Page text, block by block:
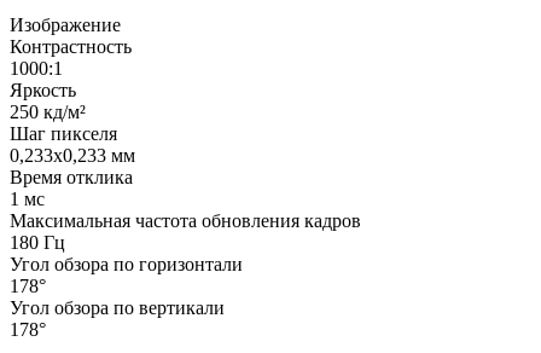
Изображение
Контрастность
1000:1
Яркость
250 кд/м²
Шаг пикселя
0,233x0,233 мм
Время отклика
1 мс
Максимальная частота обновления кадров
180 Гц
Угол обзора по горизонтали
178°
Угол обзора по вертикали
178°